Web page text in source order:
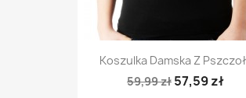
Koszulka Damska Z
59,99 zł 57,59 zł